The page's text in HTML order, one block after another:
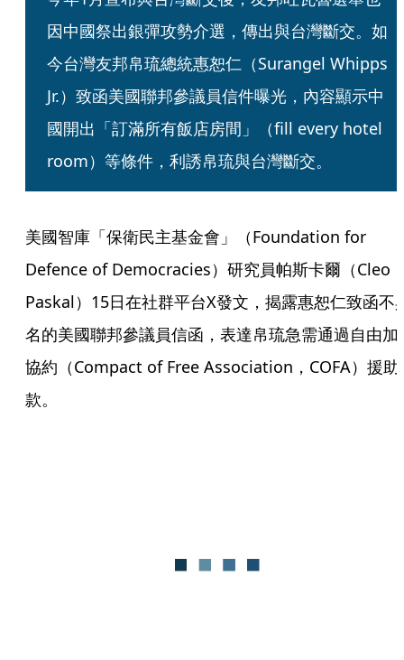
因中國祭出銀彈攻勢介選，傳出與台灣斷交。如
今台灣友邦帛琉總統惠恕仁（Surangel Whipps
Jr.）致函美國聯邦參議員信件曝光，內容顯示中
國開出「訂滿所有飯店房間」（fill every hotel
room）等條件，利誘帛琉與台灣斷交。
美國智庫「保衛民主基金會」（Foundation for
Defence of Democracies）研究員帕斯卡爾（Cleo
Paskal）15日在社群平台X發文，揭露惠恕仁致函不
名的美國聯邦參議員信函，表達帛琉急需通過自由加
協約（Compact of Free Association，COFA）援助
款。